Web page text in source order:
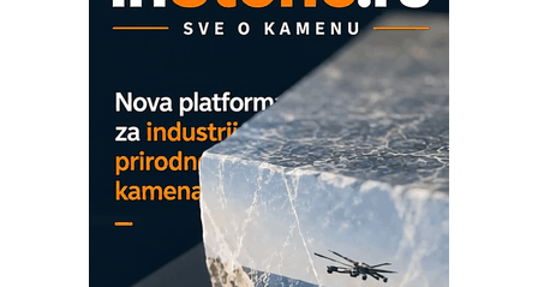
Detekcija različitih oblika
MAREX - Lim i mašine za savremena